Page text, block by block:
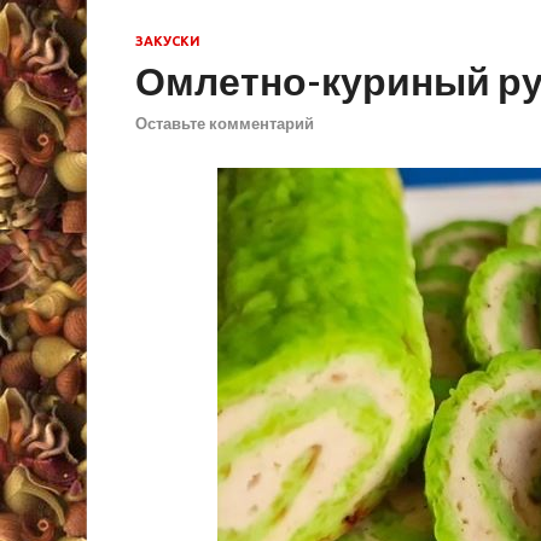
ЗАКУСКИ
Омлетно-куриный
Оставьте комментарий